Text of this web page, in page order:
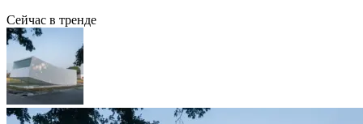
Сейчас в тренде